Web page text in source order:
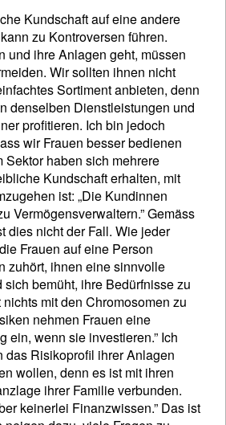
Kundschaft auf eine andere
zu Kontroversen führen.
und ihre Anlagen geht, müssen
Wir sollten ihnen nicht
Sortiment anbieten, denn
denselben Dienstleistungen und
profitieren. Ich bin jedoch
wir Frauen besser bedienen
Sektor haben sich mehrere
Kundschaft erhalten, mit
ist: „Die Kundinnen
Vermögensverwaltern.” Gemäss
dies nicht der Fall. Wie jeder
Frauen auf eine Person
zuhört, ihnen eine sinnvolle
sich bemüht, ihre Bedürfnisse zu
mit den Chromosomen zu
nehmen Frauen eine
ein, wenn sie investieren.” Ich
das Risikoprofil ihrer Anlagen
wollen, denn es ist mit ihren
ihrer Familie verbunden.
keinerlei Finanzwissen.” Das ist